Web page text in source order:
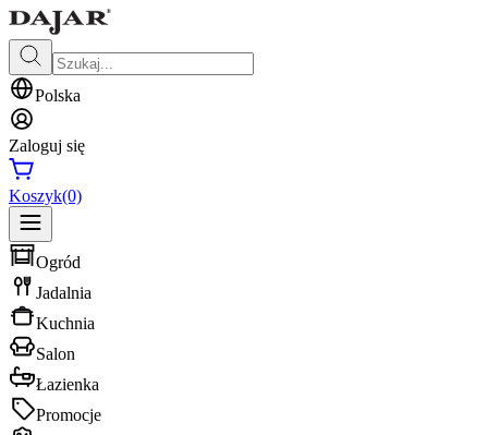
Polska
Zaloguj się
Koszyk(0)
Ogród
Jadalnia
Kuchnia
Salon
Łazienka
Promocje